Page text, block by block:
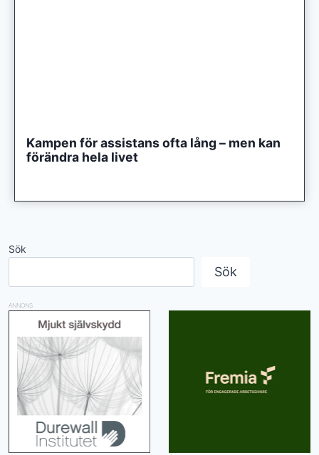
Kampen för assistans ofta lång – men kan
förändra hela livet
Sök
Sök
ANNONS